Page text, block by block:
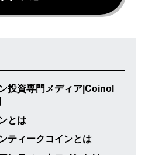
投資専門メディア|Coinol
とは
ティークコインとは